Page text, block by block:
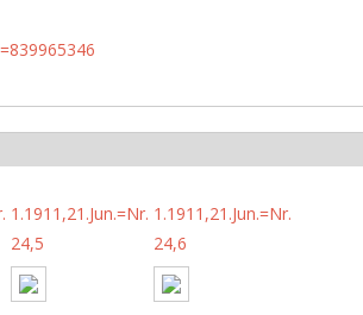
1.1911,21.Jun.=Nr.
24,5
1.1911,21.Jun.=Nr.
24,6